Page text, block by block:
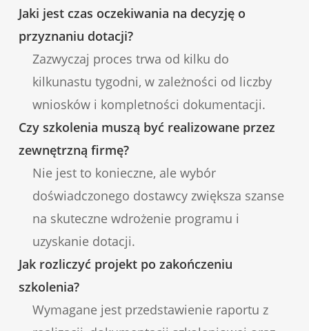
Jaki jest czas oczekiwania na decyzję o
przyznaniu dotacji?
Zazwyczaj proces trwa od kilku do
kilkunastu tygodni, w zależności od liczby
wniosków i kompletności dokumentacji.
Czy szkolenia muszą być realizowane przez
zewnętrzną firmę?
Nie jest to konieczne, ale wybór
doświadczonego dostawcy zwiększa szanse
na skuteczne wdrożenie programu i
uzyskanie dotacji.
Jak rozliczyć projekt po zakończeniu
szkolenia?
Wymagane jest przedstawienie raportu z